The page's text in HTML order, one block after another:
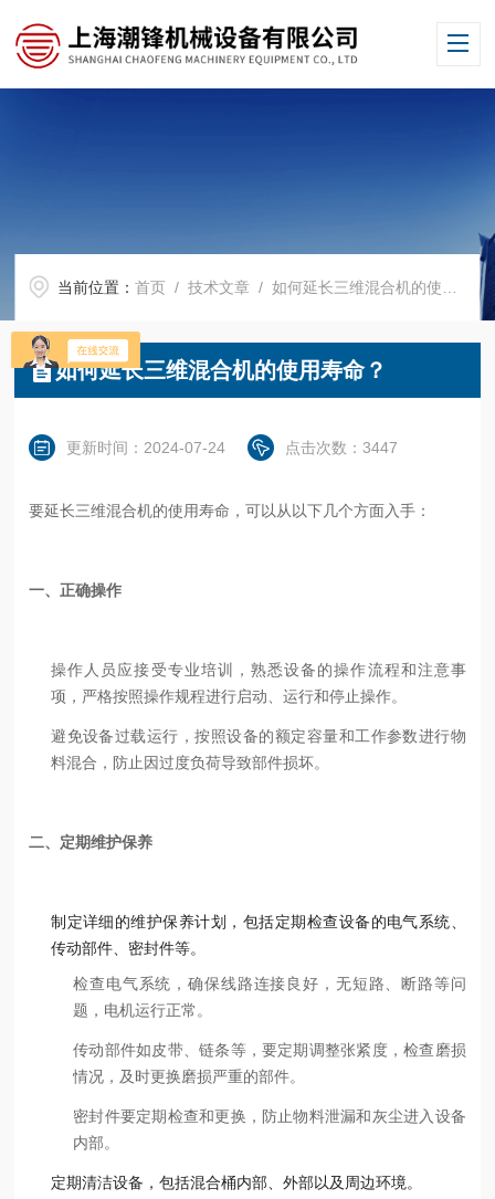
当前位置：首页 /技术文章 / 如何延长三维混合机的使用寿命？
如何延长三维混合机的使用寿命？
更新时间：2024-07-24 点击次数：3447
要延长三维混合机的使用寿命，可以从以下几个方面入手：
一、正确操作
操作人员应接受专业培训，熟悉设备的操作流程和注意事
项，严格按照操作规程进行启动、运行和停止操作。
避免设备过载运行，按照设备的额定容量和工作参数进行物
料混合，防止因过度负荷导致部件损坏。
二、定期维护保养
制定详细的维护保养计划，包括定期检查设备的电气系统、
传动部件、密封件等。
检查电气系统，确保线路连接良好，无短路、断路等问
题，电机运行正常。
传动部件如皮带、链条等，要定期调整张紧度，检查磨损
情况，及时更换磨损严重的部件。
密封件要定期检查和更换，防止物料泄漏和灰尘进入设备
内部。
定期清洁设备，包括混合桶内部、外部以及周边环境。